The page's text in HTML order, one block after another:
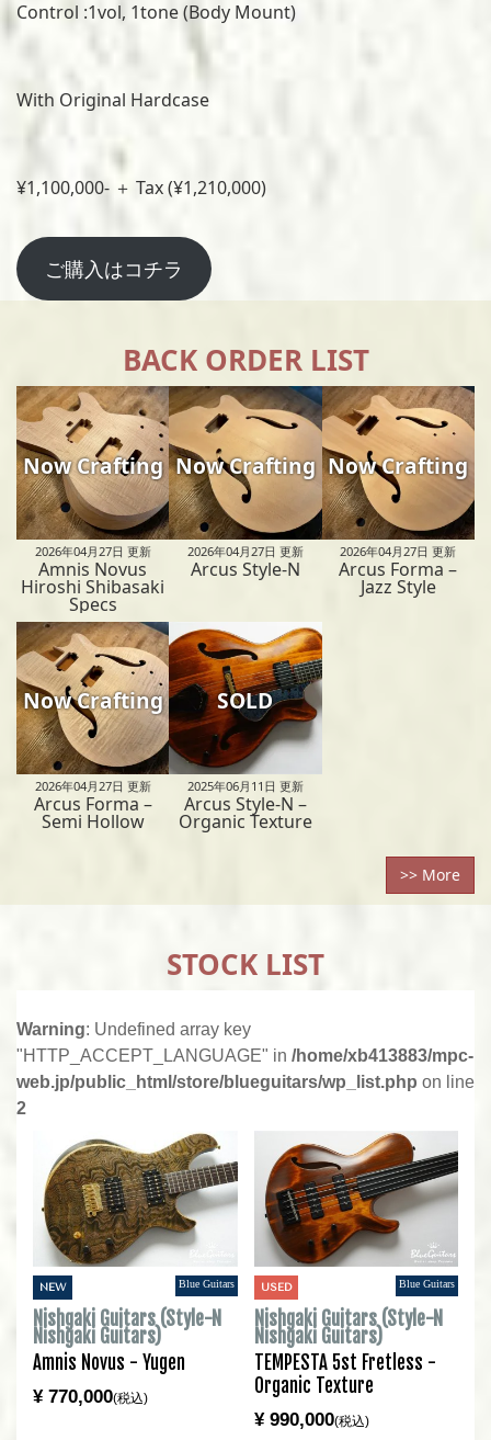
Control :1vol, 1tone (Body Mount)
With Original Hardcase
¥1,100,000- ＋ Tax (¥1,210,000)
ご購入はコチラ
BACK ORDER LIST
Now Crafting
2026年04月27日 更新
Amnis Novus
Hiroshi Shibasaki
Specs
Now Crafting
2026年04月27日 更新
Arcus Style-N
Now Crafting
2026年04月27日 更新
Arcus Forma –
Jazz Style
Now Crafting
2026年04月27日 更新
Arcus Forma –
Semi Hollow
SOLD
2025年06月11日 更新
Arcus Style-N –
Organic Texture
>> More
STOCK LIST